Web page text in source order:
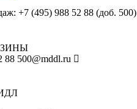
+7 (495) 988 52 88 (доб. 500)
88 500@mddl.ru